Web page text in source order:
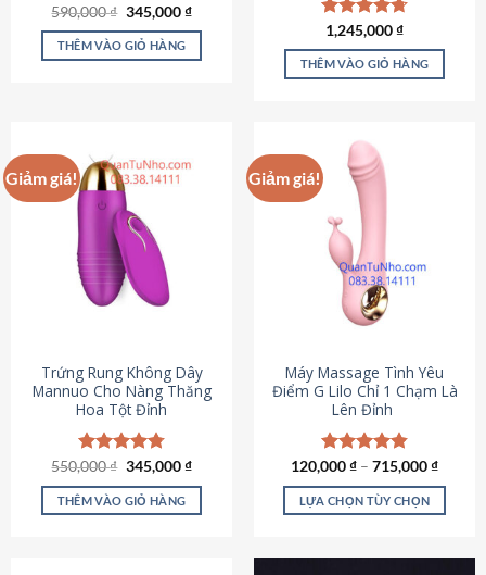
Được xếp
hạng4.79
5 sao
590,000₫ Giá
là:
590,000 ₫.
345,000₫Giá
tại
345,000 ₫.
THÊM VÀO GIỎ HÀNG
Được xếp
hạng4.73
5 sao
1,245,000₫
THÊM VÀO GIỎ HÀNG
Giảm giá!
Trứng Rung Không Dây
Mannuo Cho Nàng Thăng
Hoa Tột Đỉnh
Được xếp
hạng4.81
5 sao
550,000₫ Giá
là:
550,000 ₫.
345,000₫Giá
tại
THÊM VÀO GIỎ HÀNG
Giảm giá!
Máy Massage Tình Yêu
Điểm G Lilo Chỉ 1 Chạm Là
Lên Đỉnh
Được xếp
hạng4.85
5 sao
120,000₫ – 715,000₫
LỰA CHỌN TÙY CHỌN